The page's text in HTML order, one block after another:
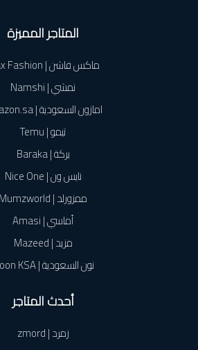
المتاجر المميزة
ماكس فاشن | Max Fashion
نمشي | Namshi
امازون السعودية | Amazon.sa
تيمو | Temu
بركة | Baraka
نايس ون | Nice One
ممزورلد | Mumzworld
أماسي | Amasi
مزيد | Mazeed
نون السعودية | Noon KSA
أحدث المتاجر
زمرد | zmord